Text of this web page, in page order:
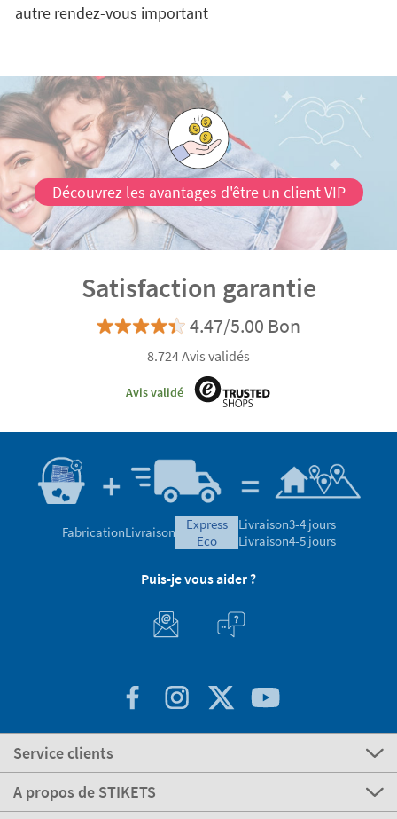
autre rendez-vous important
Découvrez les avantages d'être un client VIP
Satisfaction garantie
4.47/5.00 Bon
8.724 Avis validés
Avis validé
FabricationLivraison
express
eco
Livraison3-4 jours
Livraison4-5 jours
Puis-je vous aider ?
Service clients
A propos de STIKETS